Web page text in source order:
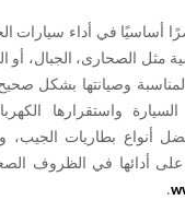
أساسيًا في أداء سيارات
مثل الصحارى، الجبال، أو
المناسبة وصيانتها بشكل
واستقرارها
أنواع بطاريات الجيب،
على أدائها في الظروف
.